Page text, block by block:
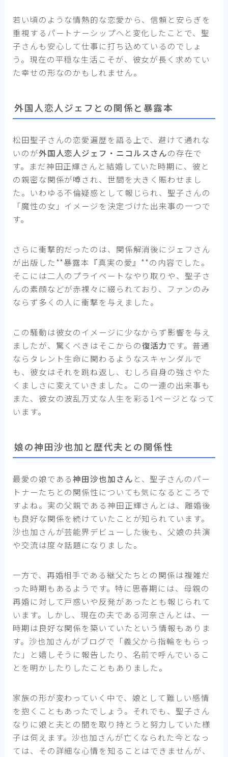
若い頃のような情熱的な恋愛から、信頼と安らぎを
重視するパートナーシップへと変化したことで、聖
子さんも安心して仕事に打ち込めているのでしょ
う。現在の平穏な生活こそが、彼女が長く求めてい
た幸せの形なのかもしれません。
外国人恋人ジェフとの関係と暴露本
松田聖子さんの恋愛遍歴を語る上で、避けて通れな
いのが外国人恋人ジェフ・ニコルスさんの存在で
す。まだ神田正輝さんと結婚していた時期に、彼と
の親密な関係が噂され、世間を大きく賑わせまし
た。いわゆる不倫疑惑として報じられ、聖子さんの
「魔性の女」イメージを決定づけた出来事の一つで
す。
さらに衝撃的だったのは、関係解消後にジェフさん
が出版した**暴露本『真実の愛』**の内容でした。
そこには二人のプライベートなやり取りや、聖子さ
んの素顔などが赤裸々に綴られており、ファンのみ
ならず多くの人に衝撃を与えました。
この騒動は彼女のイメージに少なからず影響を与え
ましたが、驚くべきはそこからの復活力です。普通
ならタレント生命に関わるようなスキャンダルで
も、彼女はそれを跳ね返し、むしろ自身の強さやた
くましさに変えていきました。この一連の出来事も
また、彼女の波乱万丈な人生を彩る1ページとなって
います。
娘の神田沙也加と歴代夫との関係性
最愛の娘である神田沙也加さん と、聖子さんのパー
トナーたちとの関係性についても気になるところで
すよね。実の父親である神田正輝さんとは、離婚後
も良好な関係を続けていたことが知られています。
沙也加さんが芸能界デビューした後も、父娘の共演
や交流は度々話題になりました。
一方で、再婚相手である継父たちとの関係は複雑だ
った時期もあるようです。特に思春期には、母親の
再婚に対して戸惑いや反発があったとも報じられて
います。しかし、現在の夫である河奈さんとは、一
時期は良好な関係を築いていたという情報もありま
す。沙也加さんがブログで「義父から指輪をもらっ
た」と嬉しそうに報告したり、名前で呼んでいるこ
とを明かしたりしたこともありました。
家族の形が変わっていく中で、娘として難しい感情
を抱くこともあったでしょう。それでも、聖子さん
なりに娘と夫との間を取り持とうと努力していた様
子は伺えます。沙也加さんが亡くなられた今となっ
ては、その詳細な心情を知ることはできませんが、